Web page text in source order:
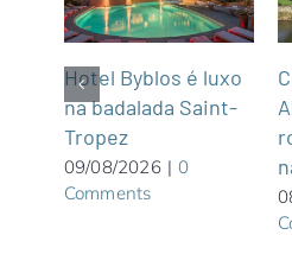
Hotel Byblos é luxo
na badalada Saint-
Tropez
09/08/2026 | 0
Comments